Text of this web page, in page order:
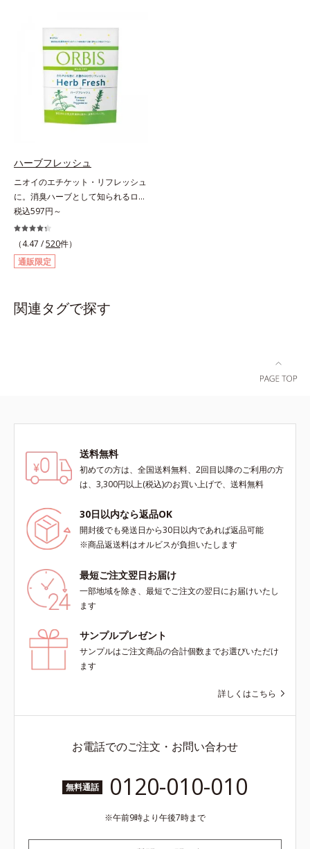
乾性も従来品よりさらにアップ。ま
た細かいアレンジをしやすくするた
め、持ち手の長さとハケを短くして
爪への距離が近くなるよう工夫して
います。ネイルケア成分を6種(*2)
も配合し、爪をいたわる仕様です。
質感によって異なる魅力を楽しめる
る「ベースコート」と組み合わせる
ことで、いろいろな表情を楽しめま
す。*1 見たままの発色が叶う処方
＝ジメチコン、ステアロイルグルタ
ミン酸2Na、水酸化Al *2 レモング
ラス葉/茎エキス、マンダリンオレ
ンジ果皮エキス、センチフォリアバ
ラ花エキス、セイヨウミザクラ果実
花エキス（すべて保湿成分）
ハーブフレッシュ
ニオイのエチケット・リフレッシュ
に。消臭ハーブとして知られるロー
ズマリー抽出物に、ペパーミントオ
イル、レモンオイルを加えた3つの
成分の働きで、臭いをカバー。レモ
ンとミントが香るさわやかな息が続
きます。
税込597円～
（4.47 /520件）
通販限定
関連タグで探す
送料無料
初めての方は、全国送料無料、2回目以降のご利用の方
は、3,300円以上(税込)のお買い上げで、送料無料
30日以内なら返品OK
開封後でも発送日から30日以内であれば返品可能
※商品返送料はオルビスが負担いたします
最短ご注文翌日お届け
一部地域を除き、最短でご注文の翌日にお届けいたし
ます
サンプルプレゼント
サンプルはご注文商品の合計個数までお選びいただけ
ます
詳しくはこちら
お電話でのご注文・お問い合わせ
無料通話 0120-010-010
午前9時より午後7時まで